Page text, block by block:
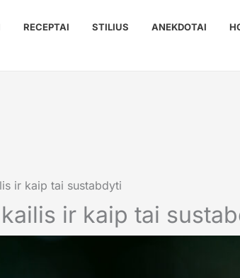
RECEPTAI STILIUS ANEKDOTAI
ir kaip tai sustabdyti
ir kaip tai